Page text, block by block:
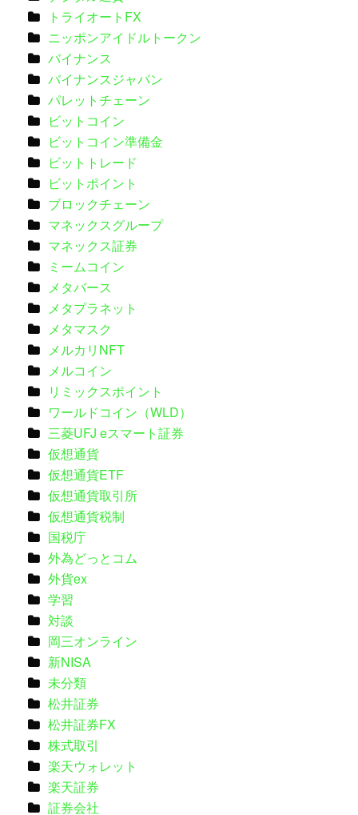
トライオートFX
ニッポンアイドルトークン
バイナンス
バイナンスジャパン
パレットチェーン
ビットコイン
ビットコイン準備金
ビットトレード
ビットポイント
ブロックチェーン
マネックスグループ
マネックス証券
ミームコイン
メタバース
メタプラネット
メタマスク
メルカリNFT
メルコイン
リミックスポイント
ワールドコイン（WLD）
三菱UFJ eスマート証券
仮想通貨
仮想通貨ETF
仮想通貨取引所
仮想通貨税制
国税庁
外為どっとコム
外貨ex
学習
対談
岡三オンライン
新NISA
未分類
松井証券
松井証券FX
株式取引
楽天ウォレット
楽天証券
証券会社